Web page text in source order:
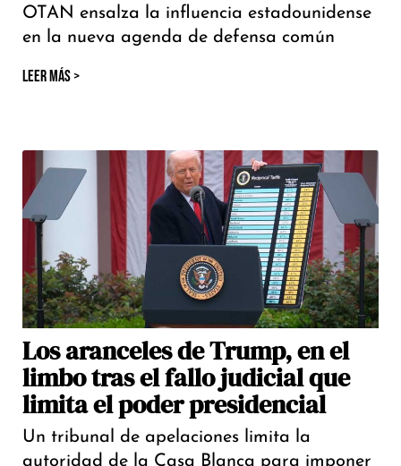
OTAN ensalza la influencia estadounidense
en la nueva agenda de defensa común
LEER MÁS >
Los aranceles de Trump, en el
limbo tras el fallo judicial que
limita el poder presidencial
Un tribunal de apelaciones limita la
autoridad de la Casa Blanca para imponer